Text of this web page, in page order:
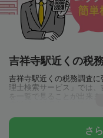
吉祥寺駅近くの税
吉祥寺駅近くの税務調査
理士検索サービス」では
を一覧で見ることが出来
度近隣の税理士に相談し
さ